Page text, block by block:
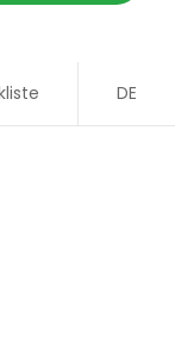
DE